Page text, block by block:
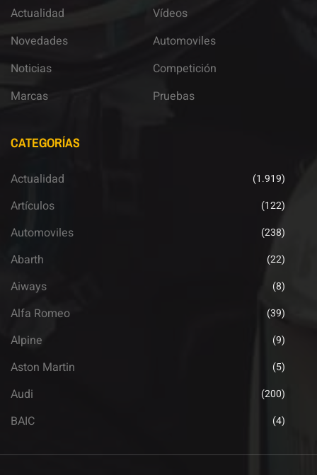
Actualidad
Novedades
Noticias
Marcas
Vídeos
Automoviles
Competición
Pruebas
CATEGORÍAS
Actualidad (1.919)
Artículos (122)
Automoviles (238)
Abarth (22)
Aiways (8)
Alfa Romeo (39)
Alpine (9)
Aston Martin (5)
Audi (200)
BAIC (4)